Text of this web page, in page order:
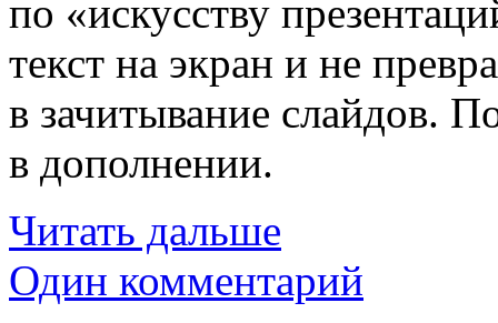
по «искусству
текст на экран и не
в зачитывание слайдов.
в дополнении.
Читать дальше
Один комментарий